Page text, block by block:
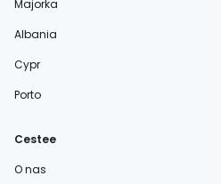
Majorka
Albania
Cypr
Porto
Cestee
O nas